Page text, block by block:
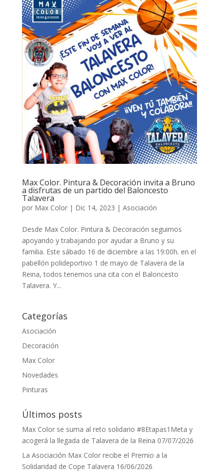
Max Color. Pintura & Decoración invita a Bruno
a disfrutas de un partido del Baloncesto
Talavera
por Max Color| Dic 14, 2023 | Asociación
Desde Max Color. Pintura & Decoración seguimos
apoyando y trabajando por ayudar a Bruno y su
familia. Este sábado 16 de diciembre a las 19:00h. en el
pabellón polideportivo 1 de mayo de Talavera de la
Reina, todos tenemos una cita con el Baloncesto
Talavera. Y...
Categorías
Asociación
Decoración
Max Color
Novedades
Pinturas
Últimos posts
Max Color se suma al reto solidario #8Etapas1Meta y
acogerá la llegada de Talavera de la Reina 07/07/2026
La Asociación Max Color recibe el Premio a la
Solidaridad de Cope Talavera 16/06/2026